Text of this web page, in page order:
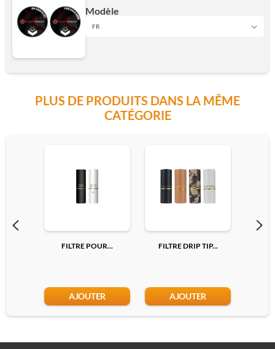
Modèle
FR
EN
PLUS DE PRODUITS DANS LA MÊME
CATÉGORIE
FILTRE POUR...
AJOUTER
FILTRE DRIP TIP...
AJOUTER